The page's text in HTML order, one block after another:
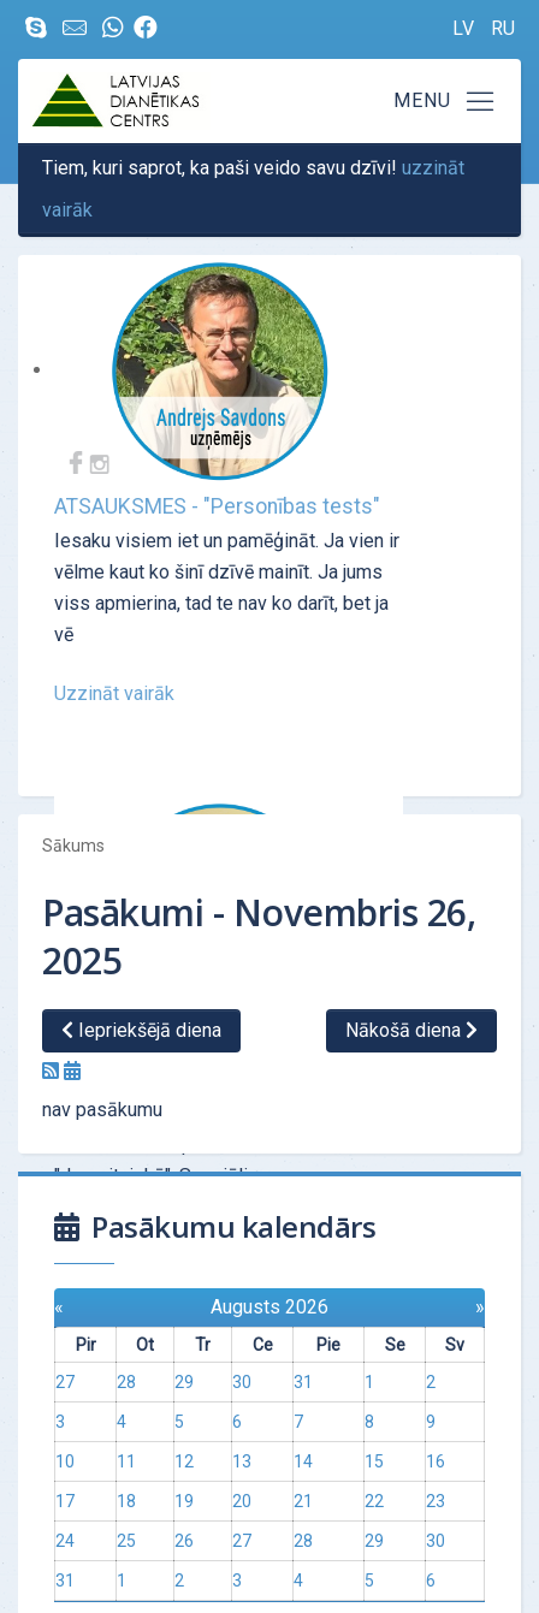
LV RU
Tiem, kuri saprot, ka paši veido savu dzīvi! uzzināt
vairāk
ATSAUKSMES - "Personības tests"
Iesaku visiem iet un pamēģināt. Ja vien ir
vēlme kaut ko šinī dzīvē mainīt. Ja jums
viss apmierina, tad te nav ko darīt, bet ja
vē
Uzzināt vairāk
ATSAUKSMES - "Personības tests"
Tas ir ļoti profesionāls instruments, kuru
iesaku visiem. Pēc testa, tas ir kā
"desmitniekā". Speciālis…
Uzzināt vairāk
ATSAUKSMES - "Tests, kas mainīja
Sākums
Pasākumi - Novembris 26,
2025
Iepriekšējā diena Nākošā diena
nav pasākumu
Pasākumu kalendārs
« Augusts 2026 »
Pir Ot Tr Ce Pie Se
Sv
27
28 29 30 31 1 2
3 4 5 6 7 8 9
10 11 12 13 14 15 16
17 18 19 20 21 22 23
24 25 26 27 28 29 30
31 1 2 3 4 5 6